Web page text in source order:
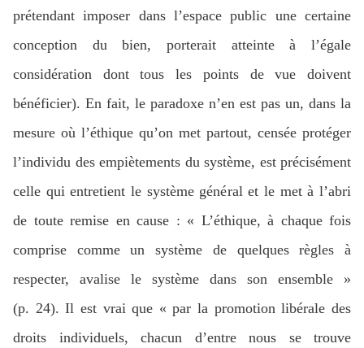
prétendant imposer dans l’espace public une certaine
conception du bien, porterait atteinte à l’égale
considération dont tous les points de vue doivent
bénéficier). En fait, le paradoxe n’en est pas un, dans la
mesure où l’éthique qu’on met partout, censée protéger
l’individu des empiètements du système, est précisément
celle qui entretient le système général et le met à l’abri
de toute remise en cause : « L’éthique, à chaque fois
comprise comme un système de quelques règles à
respecter, avalise le système dans son ensemble »
(p. 24). Il est vrai que « par la promotion libérale des
droits individuels, chacun d’entre nous se trouve